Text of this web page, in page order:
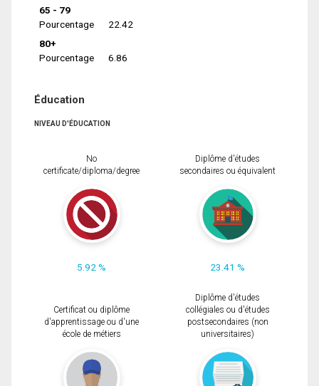
65 - 79
Pourcentage
22.42
80+
Pourcentage
6.86
Éducation
NIVEAU D'ÉDUCATION
No
certificate/diploma/degree
5.92 %
Diplôme d'études
secondaires ou équivalent
23.41 %
Certificat ou diplôme
d'apprentissage ou d'une
école de métiers
Diplôme d'études
collégiales ou d'études
postsecondaires (non
universitaires)